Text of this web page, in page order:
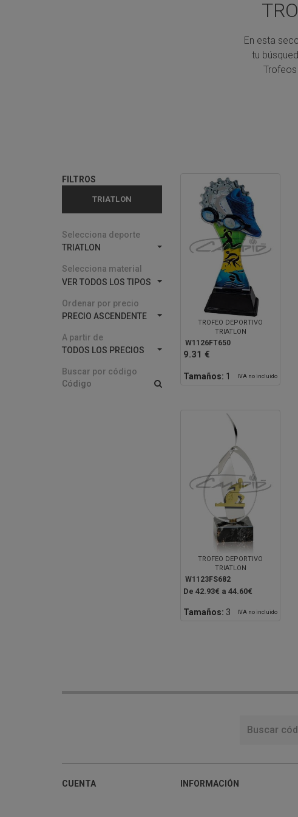
En esta
tu
FILTROS
TRIATLON
Selecciona deporte
TRIATLON
Selecciona material
VER TODOS LOS TIPOS
Ordenar por precio
PRECIO ASCENDENTE
A partir de
TODOS LOS PRECIOS
Buscar por código
TROFEO DEPORTIVO
TRIATLON
W1126FT650
9.31 €
Tamaños: 1 IVA no incluido
TROFEO DEPORTIVO
TRIATLON
W1123FS682
De 42.93€ a 44.60€
Tamaños: 3 IVA no incluido
CUENTA INFORMACIÓN